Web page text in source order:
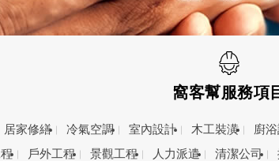
窩客幫服務項
居家修繕 冷氣空調 室內設計 木工裝潢 廚
戶外工程 景觀工程 人力派遣 清潔公司